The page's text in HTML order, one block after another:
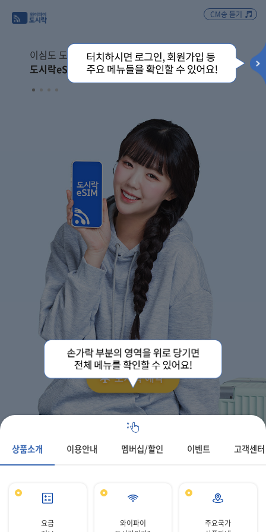
CM송 듣기
이심도 도시락으로
도시락eSIM
상품소개 이용안내 멤버십/할인 이벤트 고객센터
요금
와이파이
주요국가